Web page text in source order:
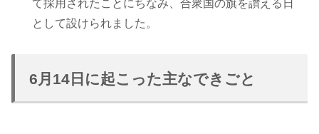
て採用されたことにちなみ、合衆国の旗を讃える日
として設けられました。
6月14日に起こった主なできごと